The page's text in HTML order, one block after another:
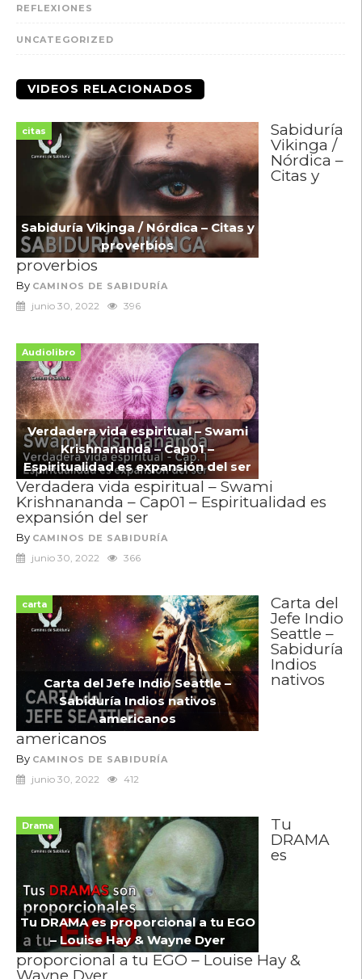
REFLEXIONES
UNCATEGORIZED
VIDEOS RELACIONADOS
citas
Sabiduría Vikinga / Nórdica – Citas y
proverbios
Sabiduría
Vikinga /
Nórdica –
Citas y
proverbios
By CAMINOS DE SABIDURÍA
junio 30, 2022 396
Audiolibro
Verdadera vida espiritual – Swami
Krishnananda – Cap01 –
Espiritualidad es expansión del ser
Verdadera vida espiritual – Swami
Krishnananda – Cap01 – Espiritualidad es
expansión del ser
By CAMINOS DE SABIDURÍA
junio 30, 2022 366
carta
Carta del Jefe Indio Seattle –
Sabiduría Indios nativos
americanos
Carta del
Jefe Indio
Seattle –
Sabiduría
Indios
nativos
americanos
By CAMINOS DE SABIDURÍA
junio 30, 2022 412
Drama
Tu DRAMA es proporcional a tu EGO
– Louise Hay & Wayne Dyer
Tu
DRAMA
es
proporcional a tu EGO – Louise Hay &
Wayne Dyer